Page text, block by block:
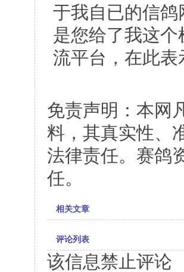
于我自已的信
是您给了我这
流平台，在此
免责声明：本网
料，其真实性、
法律责任。赛鸽
任。
相关文章
评论列表
该信息禁止评论